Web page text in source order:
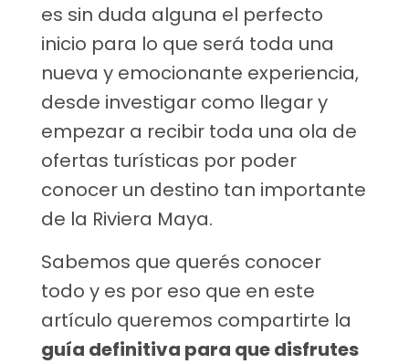
es sin duda alguna el perfecto
inicio para lo que será toda una
nueva y emocionante experiencia,
desde investigar como llegar y
empezar a recibir toda una ola de
ofertas turísticas por poder
conocer un destino tan importante
de la Riviera Maya.
Sabemos que querés conocer
todo y es por eso que en este
artículo queremos compartirte la
guía definitiva para que disfrutes